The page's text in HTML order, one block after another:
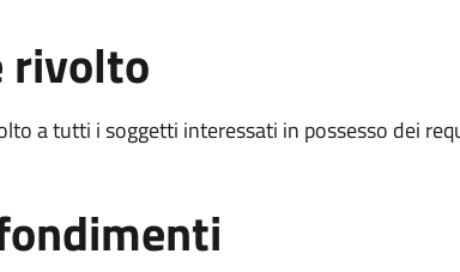
rivolto
a tutti i soggetti interessati in possesso dei